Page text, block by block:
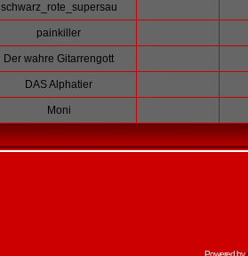
schwarz_rote_supersau
painkiller
Der wahre Gitarrengott
DAS Alphatier
Moni
Powered by